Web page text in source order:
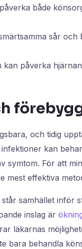
både
sår
kan påverka
och tidig
kan
symtom. För att
mest effektiva
samhället inför
inslag är
läkarnas
bara behandla